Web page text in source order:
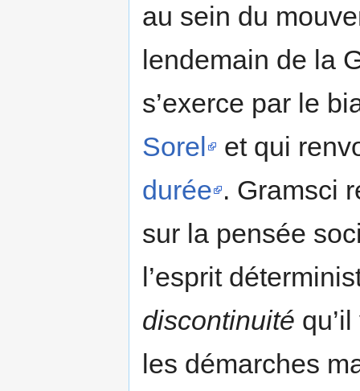
au sein du
lendemain de la
s’exerce par le
Sorel
et qui
durée . Gramsci
sur la pensée
l’esprit
discontinuité
les démarches